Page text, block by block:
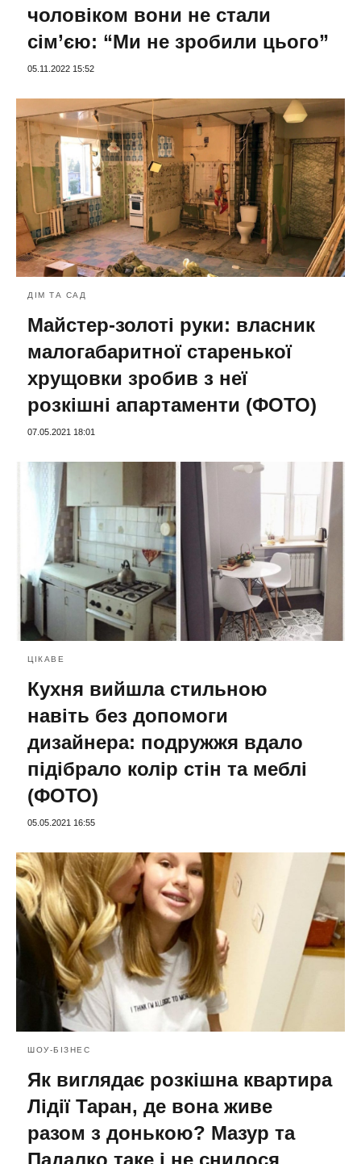
чоловіком вони не стали
сім’єю: “Ми не зробили цього”
05.11.2022 15:52
ДІМ ТА САД
Майстер-золоті руки: власник
малогабаритної старенької
хрущовки зробив з неї
розкішні апартаменти (ФОТО)
07.05.2021 18:01
ЦІКАВЕ
Кухня вийшла стильною
навіть без допомоги
дизайнера: подружжя вдало
підібрало колір стін та меблі
(ФОТО)
05.05.2021 16:55
ШОУ-БІЗНЕС
Як виглядає розкішна квартира
Лідії Таран, де вона живе
разом з донькою? Мазур та
Падалко таке і не снилося